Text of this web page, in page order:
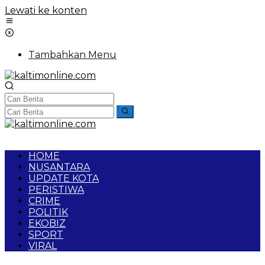
Lewati ke konten
Tambahkan Menu
HOME
NUSANTARA
UPDATE KOTA
PERISTIWA
CRIME
POLITIK
EKOBIZ
SPORT
VIRAL